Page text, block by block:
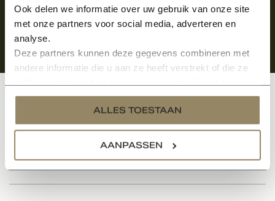
Ook delen we informatie over uw gebruik van onze site
met onze partners voor social media, adverteren en
analyse.
Deze partners kunnen deze gegevens combineren met
andere informatie die u aan ze heeft verstrekt of die ze
services.
ALLES TOESTAAN
AANPASSEN
Klantenservice
Categorieën